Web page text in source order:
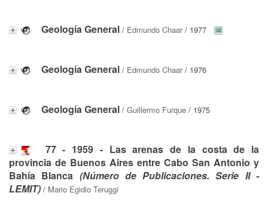
Geología General / Edmundo Chaar/ 1977
Geología General / Edmundo Chaar/ 1976
Geología General / Guillermo Furque / 1975
77 - 1959 - Las arenas de la costa de la
provincia de Buenos Aires entre Cabo San Antonio y
Bahía Blanca (Número de Publicaciones. Serie II -
LEMIT) / Mario Egidio Teruggi